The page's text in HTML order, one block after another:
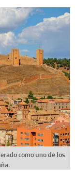
como uno de los